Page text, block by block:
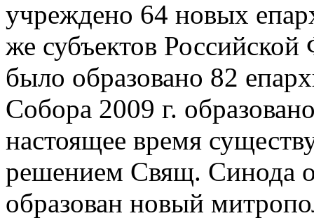
учреждено 64 новых
же субъектов
было образовано 82
Собора 2009 г.
настоящее время
решением Свящ. Синода
образован новый